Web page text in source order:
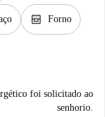
oven_gen Forno
foi solicitado ao
senhorio.